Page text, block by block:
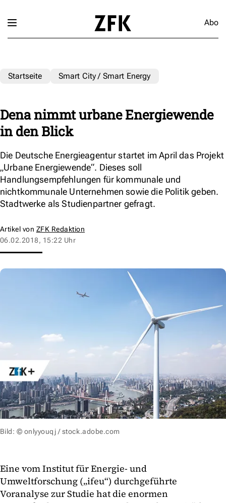
Abo
Startseite Smart City / Smart Energy
Dena nimmt urbane Energiewende
in den Blick
Die Deutsche Energieagentur startet im April das Projekt
„Urbane Energiewende“. Dieses soll
Handlungsempfehlungen für kommunale und
nichtkommunale Unternehmen sowie die Politik geben.
Stadtwerke als Studienpartner gefragt.
Artikel von ZFK Redaktion
06.02.2018, 15:22 Uhr
Bild: © onlyyouqj / stock.adobe.com
Eine vom Institut für Energie- und
Umweltforschung („ifeu“) durchgeführte
Voranalyse zur Studie hat die enormen